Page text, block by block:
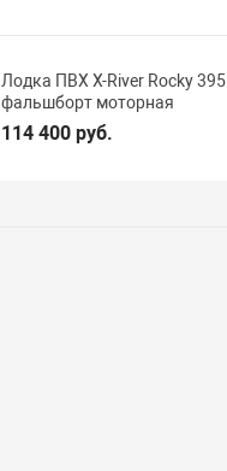
Лодка ПВХ X-River Rocky 395
фальшборт моторная
114 400 руб.